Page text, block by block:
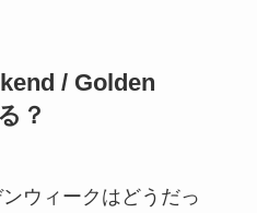
/ Golden
？
ウィークはどうだっ